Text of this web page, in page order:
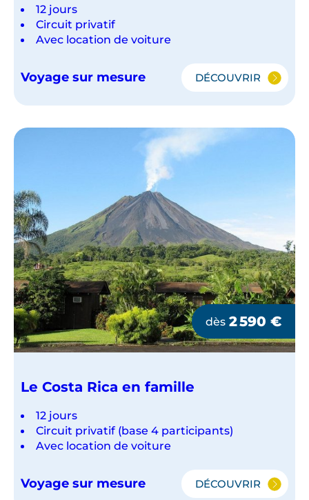
12 jours
Circuit privatif
Avec location de voiture
Voyage sur mesure DÉCOUVRIR
L'ESSENTIEL
RICA
dès 2 590 €
Le Costa Rica en famille
12 jours
Circuit privatif (base 4 participants)
Avec location de voiture
Voyage sur mesure DÉCOUVRIR
LE